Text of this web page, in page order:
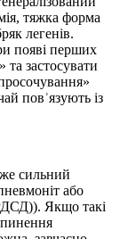
тяжка форма
легенів.
появі перших
застосувати
повʾязують із
сильний
або
Якщо такі